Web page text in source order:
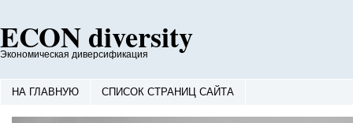
ECON diversity
Экономическая диверсификация
НА ГЛАВНУЮ СПИСОК СТРАНИЦ САЙТА